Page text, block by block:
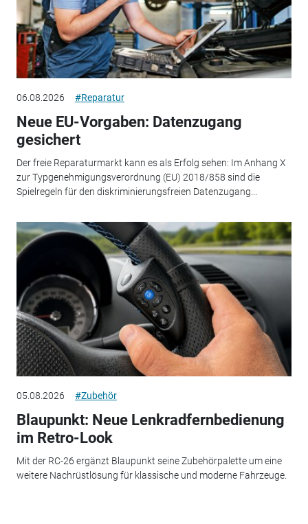
06.08.2026 #Reparatur
Neue EU-Vorgaben: Datenzugang
gesichert
Der freie Reparaturmarkt kann es als Erfolg sehen: Im Anhang X
zur Typgenehmigungsverordnung (EU) 2018/858 sind die
Spielregeln für den diskriminierungsfreien Datenzugang...
05.08.2026 #Zubehör
Blaupunkt: Neue Lenkradfernbedienung
im Retro-Look
Mit der RC-26 ergänzt Blaupunkt seine Zubehörpalette um eine
weitere Nachrüstlösung für klassische und moderne Fahrzeuge.